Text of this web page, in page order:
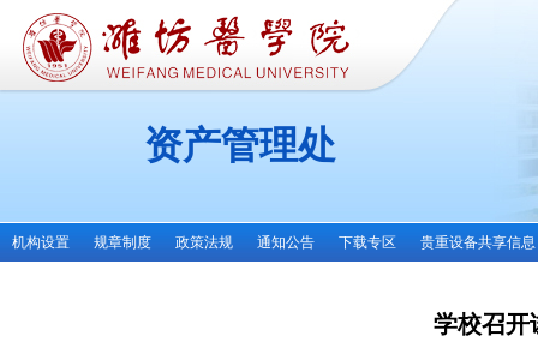
资产管理处
机构设置 规章制度 政策法规 通知公告 下载专区 贵重设备共享信息
学校召开